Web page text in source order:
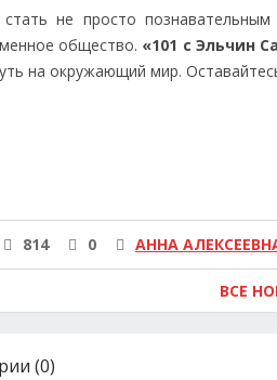
не просто
общество. «101 с Эльчин
на окружающий мир.
814 0 АННА
ВСЕ
(0)